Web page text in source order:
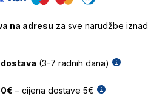
na adresu za sve narudžbe iznad
dostava (3-7 radnih dana)
– cijena dostave 5€